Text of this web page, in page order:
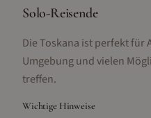
Solo-Reisende
Die Toskana ist perfekt
Umgebung und vielen
treffen.
Wichtige Hinweise